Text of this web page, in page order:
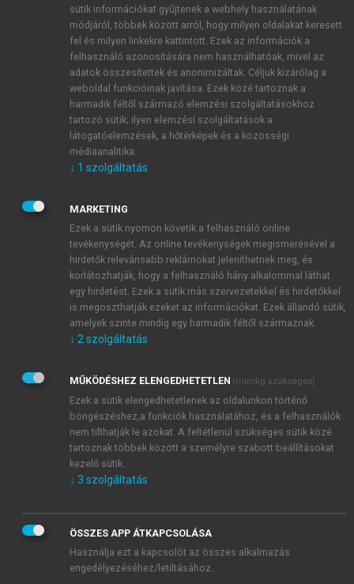
ÚJ FIÓK LÉTREHOZÁSA
1 óra díjmentes hozzáférés
E-MAIL-CÍM
JELSZÓ
JELSZÓ ÚJRA
Kérek értesítést a MeRSZ újdonságairól, akcióiról.
Kérek értesítést az Akadémiai Kiadó Zrt. újdonságairól,
Adatkezelési tájékoztatóbanfoglaltakat tudomásul
veszem és elfogadom.
Általános vásárlási feltételeket, valamint a szotar.netés a
mersz.huoldalak licencszerződéseiben foglaltakat
tudomásul veszem és elfogadom.
KIPRÓBÁLOM
sütik információkat gyűjtenek a webhely használatának
módjáról, többek között arról, hogy milyen oldalakat keresett
fel és milyen linkekre kattintott. Ezek az információk a
felhasználó azonosítására nem használhatóak, mivel az
adatok összesítettek és anonimizáltak. Céljuk kizárólag a
weboldal funkcióinak javítása. Ezek közé tartoznak a
harmadik féltől származó elemzési szolgáltatásokhoz
tartozó sütik; ilyen elemzési szolgáltatások a
látogatóelemzések, a hőtérképek és a közösségi
médiaanalitika.
↓ 1 szolgáltatás
MARKETING
Ezek a sütik nyomon követik a felhasználó online
tevékenységét. Az online tevékenységek megismerésével a
hirdetők relevánsabb reklámokat jeleníthetnek meg, és
korlátozhatják, hogy a felhasználó hány alkalommal láthat
egy hirdetést. Ezek a sütik más szervezetekkel és hirdetőkkel
is megoszthatják ezeket az információkat. Ezek állandó sütik,
amelyek szinte mindig egy harmadik féltől származnak.
↓ 2 szolgáltatás
MŰKÖDÉSHEZ ELENGEDHETETLEN (mindig szükséges)
Ezek a sütik elengedhetetlenek az oldalunkon történő
böngészéshez,a funkciók használatához, és a felhasználók
nem tilthatják le azokat. A feltétlenül szükséges sütik közé
tartoznak többek között a személyre szabott beállításokat
kezelő sütik.
↓ 3 szolgáltatás
ÖSSZES APP ÁTKAPCSOLÁSA
Használja ezt a kapcsolót az összes alkalmazás
engedélyezéséhez/letiltásához.